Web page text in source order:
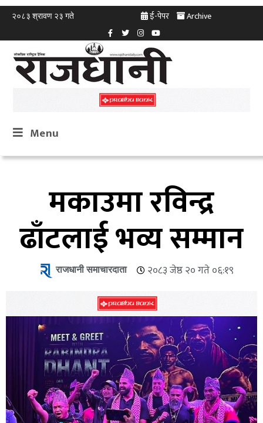
२०८३ श्रावण २३ गते ई-पेपर Archive
Menu
मकाउमा रविन्द्र
ढाँटलाई भव्य सम्मान
राजधानी समाचारदाता २०८३ जेष्ठ २० गते ०६:१९